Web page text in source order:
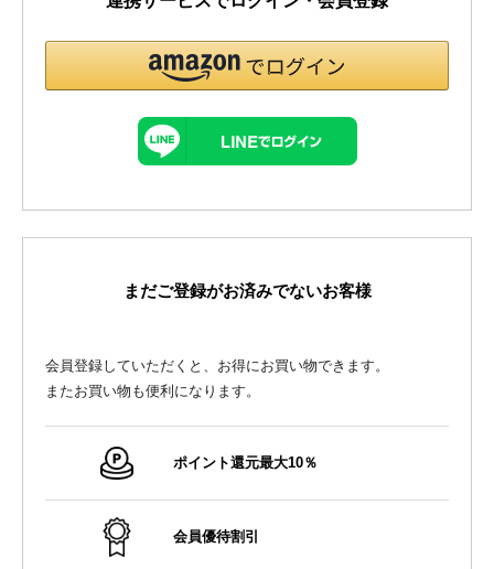
まだご登録がお済みでないお客様
会員登録していただくと、お得にお買い物できます。
またお買い物も便利になります。
ポイント還元最大10％
会員優待割引